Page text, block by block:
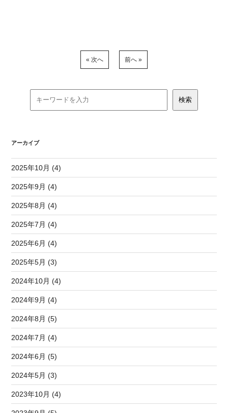
« 次へ 前へ »
アーカイブ
2025年10月 (4)
2025年9月 (4)
2025年8月 (4)
2025年7月 (4)
2025年6月 (4)
2025年5月 (3)
2024年10月 (4)
2024年9月 (4)
2024年8月 (5)
2024年7月 (4)
2024年6月 (5)
2024年5月 (3)
2023年10月 (4)